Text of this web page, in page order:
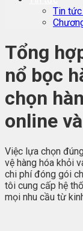
Tin tức
Tổng
nổ bọc
chọn
online
Việc lựa chọn
vệ hàng hóa khỏi
chi phí đóng gói
tôi cung cấp hệ
mọi nhu cầu từ